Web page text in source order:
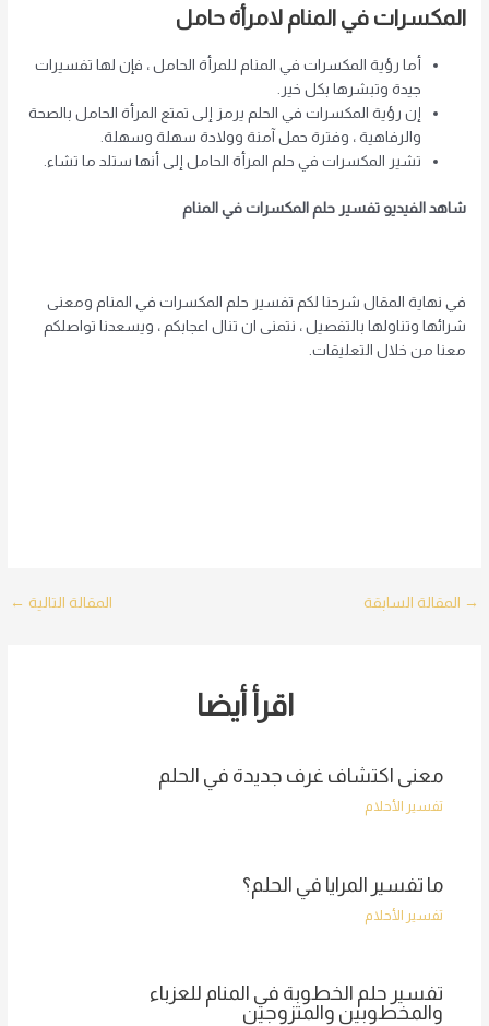
المكسرات في المنام لامرأة حامل
أما رؤية المكسرات في المنام للمرأة الحامل ، فإن لها تفسيرات
جيدة وتبشرها بكل خير.
إن رؤية المكسرات في الحلم يرمز إلى تمتع المرأة الحامل بالصحة
والرفاهية ، وفترة حمل آمنة وولادة سهلة وسهلة.
تشير المكسرات في حلم المرأة الحامل إلى أنها ستلد ما تشاء.
شاهد الفيديو تفسير حلم المكسرات في المنام
في نهاية المقال شرحنا لكم تفسير حلم المكسرات في المنام ومعنى
شرائها وتناولها بالتفصيل ، نتمنى ان تنال اعجابكم ، ويسعدنا تواصلكم
معنا من خلال التعليقات.
Post
→ المقالة السابقة المقالة التالية ←
اقرأ أيضا
معنى اكتشاف غرف جديدة في الحلم
تفسير الأحلام
ما تفسير المرايا في الحلم؟
تفسير الأحلام
تفسير حلم الخطوبة في المنام للعزباء
والمخطوبين والمتزوجين